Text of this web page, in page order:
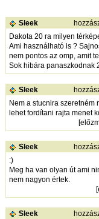
Sleek
Dakota 20 ra milyen
Ami használható is ?
nem pontos az omp, amit
Sok hibára panaszkodnak
Sleek
Nem a stucnira szeretném
lehet fordítani rajta menet
[
Sleek
:)
Meg ha van olyan út ami
nem nagyon értek.
[
Sleek